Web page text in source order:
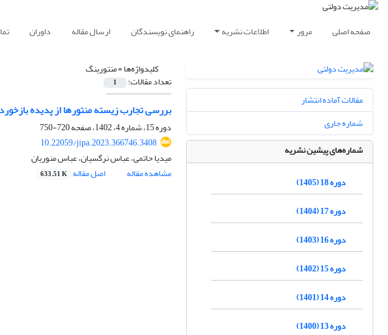
صفحه اصلی مرور اطلاعات نشریه راهنمای نویسندگان ارسال مقاله داوران
کلیدواژه‌ها =منتورینگ
تعداد مقالات: 1
بررسی تجارب زیسته منتورها از پدیده
دوره 15، شماره 4، 1402، صفحه
720-750
10.22059/jipa.2023.366746.3408
میدیا حاتمی، عباس نرگسیان، عباس منوریان
مشاهده مقاله
اصل مقاله 633.51 K
مقالات آماده انتشار
شماره جاری
شماره‌های پیشین نشریه
دوره 18 (1405)
دوره 17 (1404)
دوره 16 (1403)
دوره 15 (1402)
دوره 14 (1401)
دوره 13 (1400)